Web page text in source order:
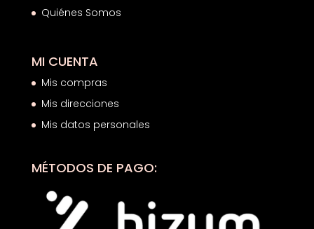
Quiénes Somos
MI CUENTA
Mis compras
Mis direcciones
Mis datos personales
MÉTODOS DE PAGO: